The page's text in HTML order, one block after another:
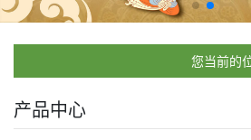
您当前的
产品中心